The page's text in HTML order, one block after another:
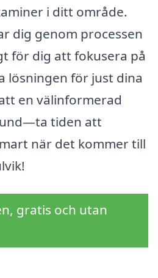
i ditt område.
dig genom processen
för dig att fokusera på
lösningen för just dina
en välinformerad
tiden att
när det kommer till
gratis och utan